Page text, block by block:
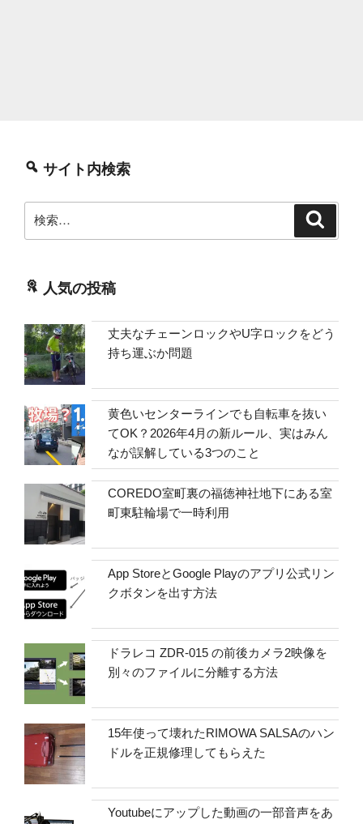
サイト内検索
索:
人気の投稿
丈夫なチェーンロックやU字ロックをどう
持ち運ぶか問題
黄色いセンターラインでも自転車を抜い
てOK？2026年4月の新ルール、実はみん
なが誤解している3つのこと
COREDO室町裏の福徳神社地下にある室
町東駐輪場で一時利用
App StoreとGoogle Playのアプリ公式リン
クボタンを出す方法
ドラレコ ZDR-015 の前後カメラ2映像を
別々のファイルに分離する方法
15年使って壊れたRIMOWA SALSAのハン
ドルを正規修理してもらえた
Youtubeにアップした動画の一部音声をあ